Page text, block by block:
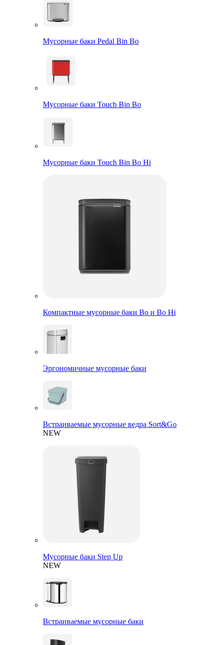
Мусорные баки Pedal Bin Bo
Мусорные баки Touch Bin Bo
Мусорные баки Touch Bin Bo Hi
Компактные мусорные баки Bo и Bo Hi
Эргономичные мусорные баки
Встраиваемые мусорные ведра Sort&Go
NEW
Мусорные баки Step Up
NEW
Встраиваемые мусорные баки